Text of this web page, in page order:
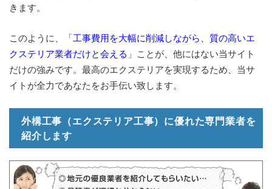
きます。
このように、「工事費用を大幅に削減しながら、質の高いエ
クステリア業者だけと会える 」ことが、他にはない当サイト
だけの強みです。最高のエクステリアを実現するため、当サ
イトが全力であなたをお手伝い致します。
外構工事（エクステリア工事）に優れた専門業者を
紹介します